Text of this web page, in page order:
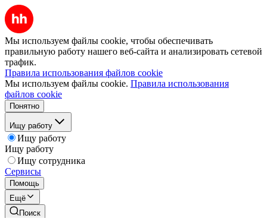
Мы используем файлы cookie, чтобы обеспечивать
правильную работу нашего веб-сайта и анализировать сетевой
трафик.
Правила использования файлов cookie
Мы используем файлы cookie. Правила использования
файлов cookie
Понятно
Ищу работу
Ищу работу
Ищу работу
Ищу сотрудника
Сервисы
Помощь
Ещё
Поиск